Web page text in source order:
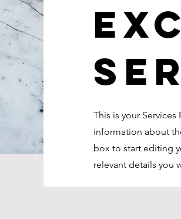
This is your
information about
box to start editing
relevant details you